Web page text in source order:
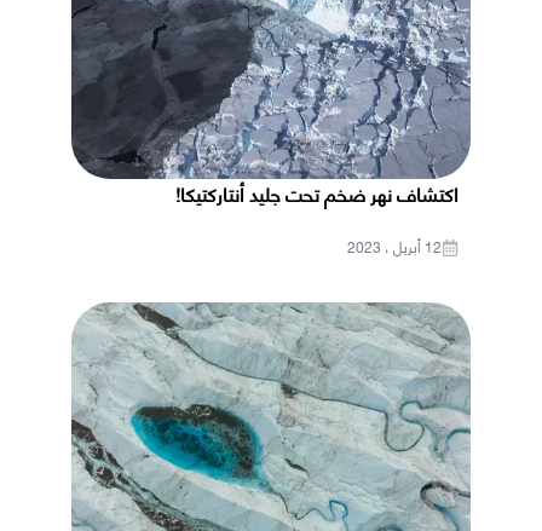
اكتشاف نهر ضخم تحت جليد أنتاركتيكا!
12 أبريل ، 2023